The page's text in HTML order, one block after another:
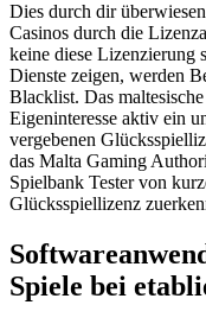
Dies durch dir
Casinos durch die
keine diese Lizenzierung
Dienste zeigen, werden
Blacklist. Das
Eigeninteresse aktiv ein
vergebenen
das Malta Gaming
Spielbank Tester von
Glücksspiellizenz
Spiele bei